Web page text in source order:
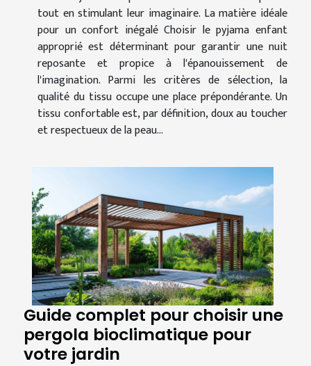
tout en stimulant leur imaginaire. La matière idéale
pour un confort inégalé Choisir le pyjama enfant
approprié est déterminant pour garantir une nuit
reposante et propice à l'épanouissement de
l'imagination. Parmi les critères de sélection, la
qualité du tissu occupe une place prépondérante. Un
tissu confortable est, par définition, doux au toucher
et respectueux de la peau...
Guide complet pour choisir une
pergola bioclimatique pour
votre jardin